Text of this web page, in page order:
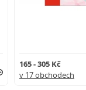
165 - 305 Kč
v 17 obchodech